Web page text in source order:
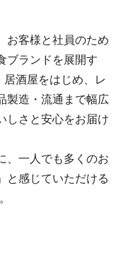
お客様と社員のため
ブランドを展開す
居酒屋をはじめ、レ
製造・流通まで幅広
しさと安心をお届け
、一人でも多くのお
と感じていただける